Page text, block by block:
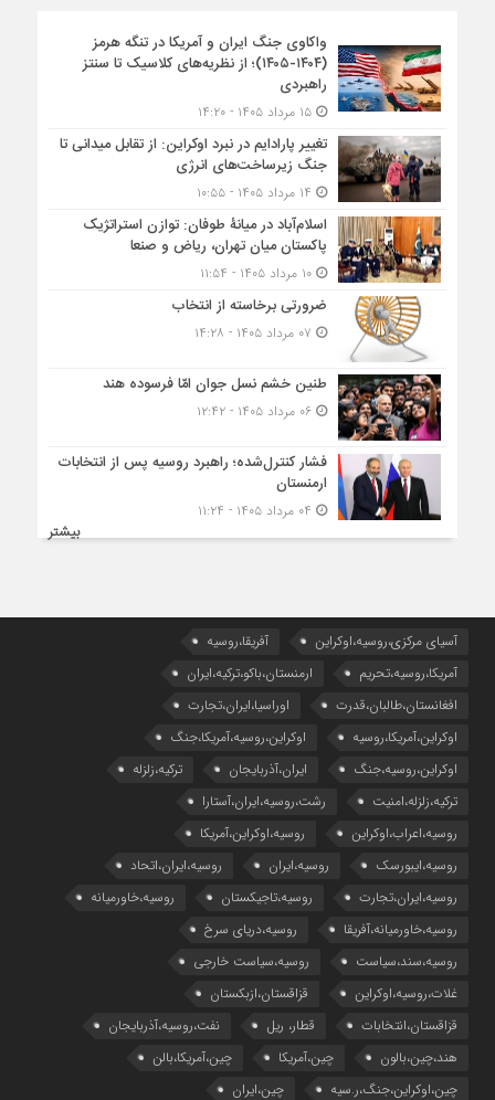
واکاوی جنگ ایران و آمریکا در تنگه هرمز
(۱۴۰۴-۱۴۰۵)؛ از نظریه‌های کلاسیک تا سنتز
راهبردی
۱۵ مرداد ۱۴۰۵ - ۱۴:۲۰
تغییر پارادایم در نبرد اوکراین: از تقابل میدانی تا
جنگ زیرساخت‌های انرژی
اسلام‌آباد در میانۀ طوفان: توازن استراتژیک
پاکستان میان تهران، ریاض و صنعا
۱۰ مرداد ۱۴۰۵ - ۱۱:۵۴
ضرورتی برخاسته از انتخاب
طنین خشم نسل جوان امّا فرسوده هند
۰۶ مرداد ۱۴۰۵ - ۱۲:۴۲
فشار کنترل‌شده؛ راهبرد روسیه پس از انتخابات
ارمنستان
بیشتر
آسیای مرکزی،روسیه،اوکراین
آفریقا،روسیه
آمریکا،روسیه،تحریم
ارمنستان،باکو،ترکیه،ایران
افغانستان،طالبان،قدرت
اوراسیا،ایران،تجارت
اوکراین،آمریکا،روسیه
اوکراین،روسیه،آمریکا،جنگ
اوکراین،روسیه،جنگ
ایران،آذربایجان
ترکیه،زلزله
ترکیه،زلزله،امنیت
رشت،روسیه،ایران،آستارا
روسیه،اعراب،اوکراین
روسیه،اوکراین،آمریکا
روسیه،ایبورسک
روسیه،ایران
روسیه،ایران،اتحاد
روسیه،ایران،تجارت
روسیه،تاجیکستان
روسیه،خاورمیانه
روسیه،خاورمیانه،آفریقا
روسیه،دریای سرخ
روسیه،سند،سیاست
روسیه،سیاست خارجی
غلات،روسیه،اوکراین
قزاقستان،ازبکستان
قزاقستان،انتخابات
قطار، ریل
نفت،روسیه،آذربایجان
هند،چین،بالون
چین،آمریکا
چین،آمریکا،بالن
چین،اوکراین،جنگ،ر.سیه
چین،ایران